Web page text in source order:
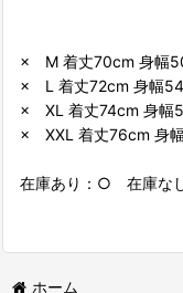
× M 着丈70cm 身幅
× L 着丈72cm 身幅
× XL 着丈74cm 身幅
× XXL 着丈76cm 身
在庫あり：○ 在庫な
ホーム